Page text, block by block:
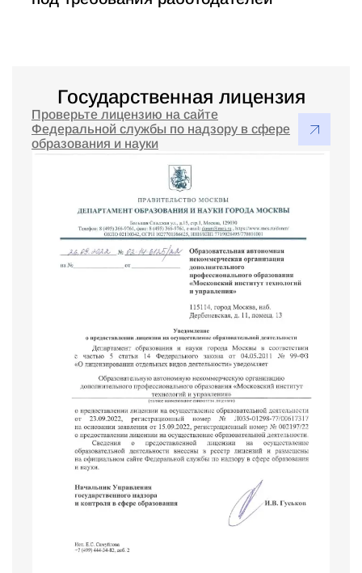
Государственная лицензия
Проверьте лицензию на сайте
Федеральной службы по надзору в сфере
образования и науки